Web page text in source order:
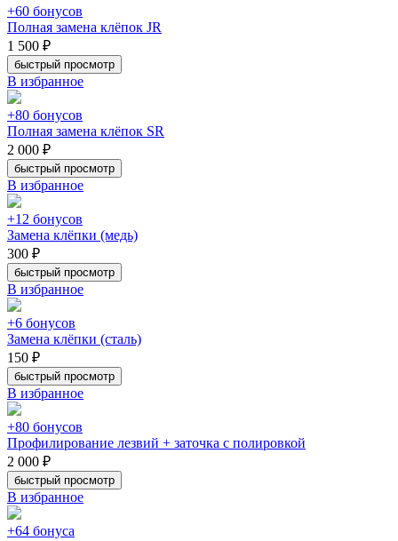
+60 бонусов
Полная замена клёпок JR
1 500 ₽
быстрый просмотр
В избранное
+80 бонусов
Полная замена клёпок SR
2 000 ₽
быстрый просмотр
В избранное
+12 бонусов
Замена клёпки (медь)
300 ₽
быстрый просмотр
В избранное
+6 бонусов
Замена клёпки (сталь)
150 ₽
быстрый просмотр
В избранное
+80 бонусов
Профилирование лезвий + заточка с полировкой
2 000 ₽
быстрый просмотр
В избранное
+64 бонуса